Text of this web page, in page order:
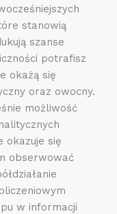
stanowią
szanse
potrafisz
okażą się
oraz owocny.
możliwość
okazuje się
obserwować
w informacji